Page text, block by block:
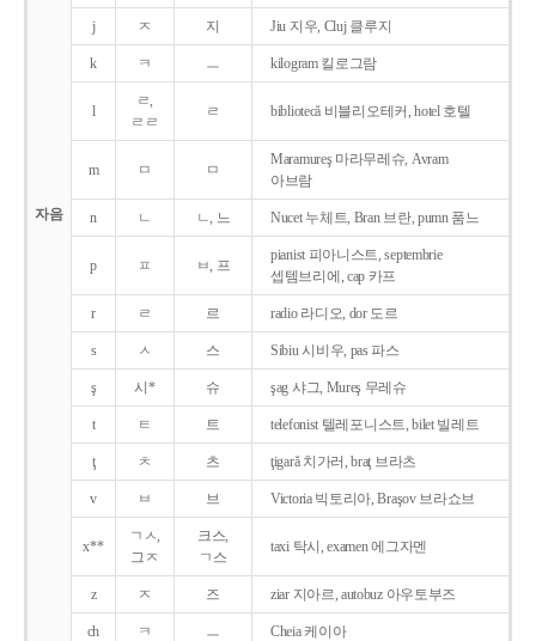
자음
j ㅈ 지 Jiu 지우, Cluj 클루지
k ㅋ ㅡ kilogram 킬로그람
l
ㄹ,
ㄹㄹ
ㄹ bibliotecǎ 비블리오테커, hotel 호텔
m ㅁ ㅁ
Maramureş 마라무레슈, Avram
아브람
n ㄴ ㄴ, 느 Nucet 누체트, Bran 브란, pumn 품느
p ㅍ ㅂ, 프
pianist 피아니스트, septembrie
셉템브리에, cap 카프
r ㄹ 르 radio 라디오, dor 도르
s ㅅ 스 Sibiu 시비우, pas 파스
ş 시* 슈 şag 샤그, Mureş 무레슈
t ㅌ 트 telefonist 텔레포니스트, bilet 빌레트
ţ ㅊ 츠 ţigarǎ 치가러, braţ 브라츠
v ㅂ 브 Victoria 빅토리아, Braşov 브라쇼브
x**
ㄱㅅ,
그ㅈ
크스,
ㄱ스
taxi 탁시, examen 에그자멘
z ㅈ 즈 ziar 지아르, autobuz 아우토부즈
ch ㅋ ㅡ Cheia 케이아